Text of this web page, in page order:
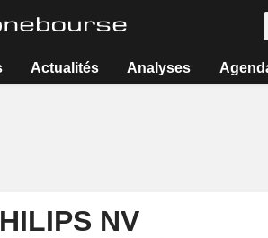
Actualités Analyses
NV